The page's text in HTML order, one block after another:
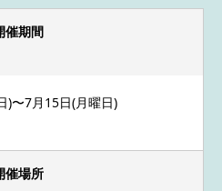
催期間
)〜7月15日(月曜日)
催場所